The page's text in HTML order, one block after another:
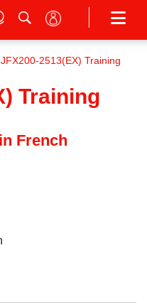
JFX200-2513(EX) Training
Training
French